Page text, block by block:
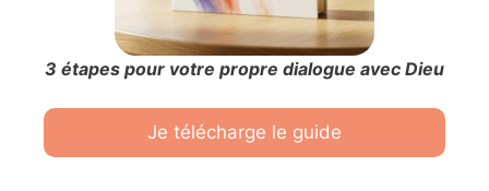
3 étapes pour votre propre dialogue avec Dieu
Je télécharge le guide